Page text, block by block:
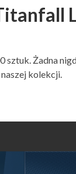
sztuk. Żadna
kolekcji.